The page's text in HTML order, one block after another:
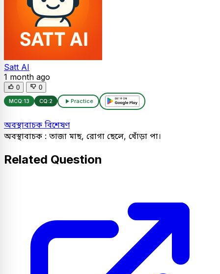
Satt AI
1 month ago
0 0
MCQ:13 CQ:2 Practice
অবস্থাবাচক বিশেষণ
অবস্থাবাচক : তাজা মাছ, রোগা ছেলে, খোঁড়া পা।
Related Question